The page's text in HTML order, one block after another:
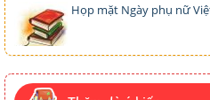
Họp mặt Ngày phụ nữ